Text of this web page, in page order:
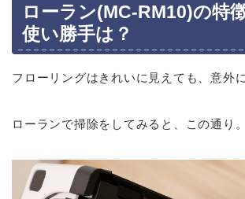
ローラン(MC-RM10)の特
使い勝手は？
フローリングはきれいに見えても、意外
ローランで掃除をしてみると、この通り。